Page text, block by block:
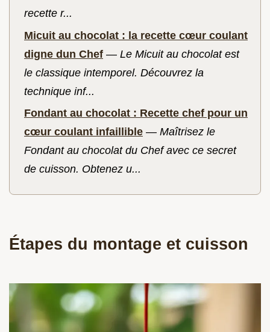
recette r...
Micuit au chocolat : la recette cœur coulant
digne dun Chef — Le Micuit au chocolat est
le classique intemporel. Découvrez la
technique inf...
Fondant au chocolat : Recette chef pour un
cœur coulant infaillible — Maîtrisez le
Fondant au chocolat du Chef avec ce secret
de cuisson. Obtenez u...
Étapes du montage et cuisson